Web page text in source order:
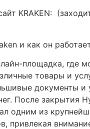
KRAKEN:
и как он
площадка, где
товары и
документы и
После закрытия
одним из
привлекая